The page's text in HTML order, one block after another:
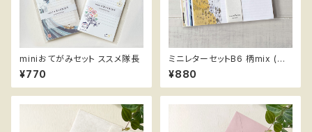
miniおてがみセット ススメ隊長
¥770
ミニレターセットB6 柄mix (定
形郵便最小サイズ) ススメ隊長
¥880